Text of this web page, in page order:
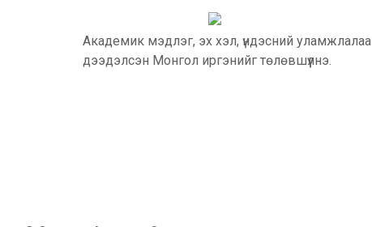
Академик мэдлэг, эх хэл, үндэсний уламжлалаа
дээдэлсэн Монгол иргэнийг төлөвшүүлнэ.